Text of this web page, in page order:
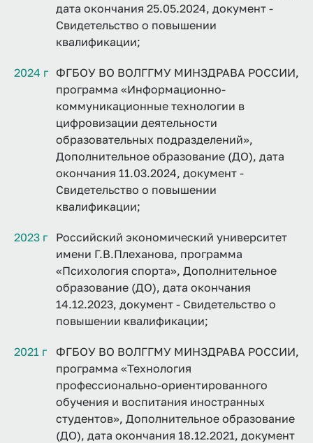
дата окончания 25.05.2024, документ -
Свидетельство о повышении
квалификации;
2024 г ФГБОУ ВО ВОЛГГМУ МИНЗДРАВА РОССИИ,
программа «Информационно-
коммуникационные технологии в
цифровизации деятельности
образовательных подразделений»,
Дополнительное образование (ДО), дата
окончания 11.03.2024, документ -
Свидетельство о повышении
квалификации;
2023 г
Российский экономический университет
имени Г.В.Плеханова, программа
«Психология спорта», Дополнительное
образование (ДО), дата окончания
14.12.2023, документ - Свидетельство о
повышении квалификации;
2021 г
ФГБОУ ВО ВОЛГГМУ МИНЗДРАВА РОССИИ,
программа «Технология
профессионально-ориентированного
обучения и воспитания иностранных
студентов», Дополнительное образование
(ДО), дата окончания 18.12.2021, документ